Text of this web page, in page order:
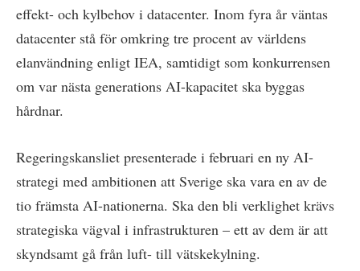
effekt- och kylbehov i datacenter. Inom fyra år väntas
datacenter stå för omkring tre procent av världens
elanvändning enligt IEA, samtidigt som konkurrensen
om var nästa generations AI-kapacitet ska byggas
hårdnar.
Regeringskansliet presenterade i februari en ny AI-
strategi med ambitionen att Sverige ska vara en av de
tio främsta AI-nationerna. Ska den bli verklighet krävs
strategiska vägval i infrastrukturen – ett av dem är att
skyndsamt gå från luft- till vätskekylning.